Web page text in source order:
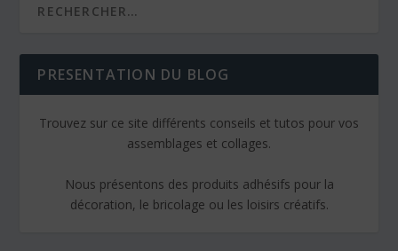
PRESENTATION DU BLOG
Trouvez sur ce site différents conseils et tutos pour vos
assemblages et collages.
Nous présentons des produits adhésifs pour la
décoration, le bricolage ou les loisirs créatifs.